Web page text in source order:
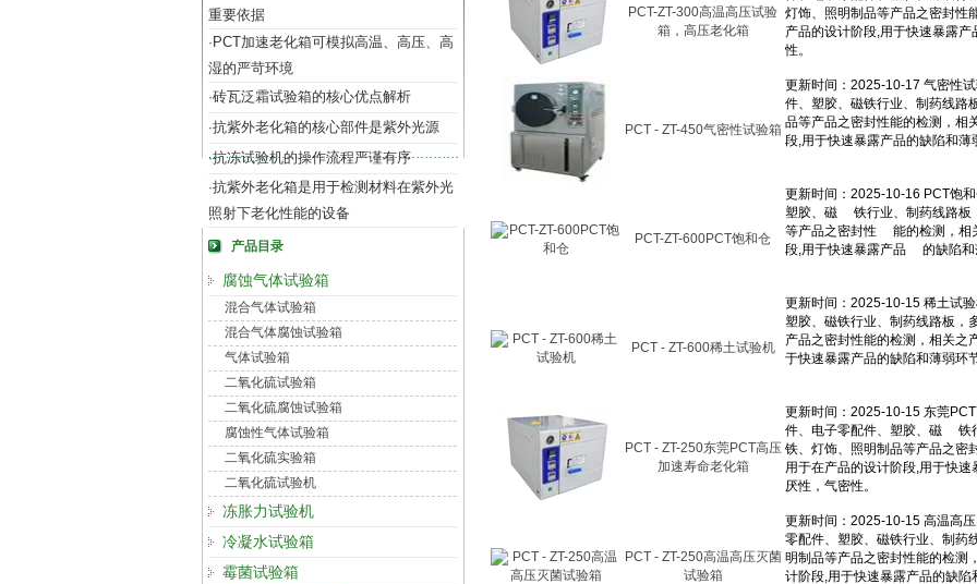
重要依据
· PCT加速老化箱可模拟高温、高压、高
湿的严苛环境
·砖瓦泛霜试验箱的核心优点解析
·抗紫外老化箱的核心部件是紫外光源
·抗冻试验机的操作流程严谨有序
·抗紫外老化箱是用于检测材料在紫外光
照射下老化性能的设备
产品目录
腐蚀气体试验箱
混合气体试验箱
混合气体腐蚀试验箱
气体试验箱
二氧化硫试验箱
二氧化硫腐蚀试验箱
腐蚀性气体试验箱
二氧化硫实验箱
二氧化硫试验机
冻胀力试验机
冷凝水试验箱
霉菌试验箱
PCT-ZT-300高温高压试验
箱，高压老化箱
PCT - ZT-450气密性试验箱
PCT-ZT-600PCT饱和仓
PCT - ZT-600稀土试验机
PCT - ZT-250东莞PCT高压
加速寿命老化箱
PCT - ZT-250高温高压灭菌
试验箱